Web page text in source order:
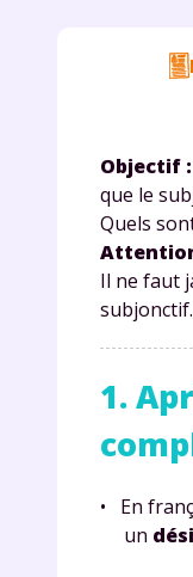
Objectif :
que le
Quels
Il ne faut
1.
• En
un